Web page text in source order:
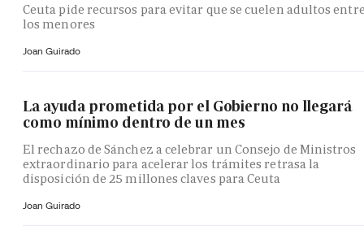
Ceuta pide recursos para evitar que se cuelen adultos
los menores
Joan Guirado
La ayuda prometida por el Gobierno no llegará
como mínimo dentro de un mes
El rechazo de Sánchez a celebrar un Consejo de Ministros
extraordinario para acelerar los trámites retrasa la
disposición de 25 millones claves para Ceuta
Joan Guirado